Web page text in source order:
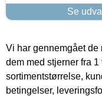
Se
Vi har gennemgået
dem med stjerner fra
sortimentstørrelse,
betingelser,